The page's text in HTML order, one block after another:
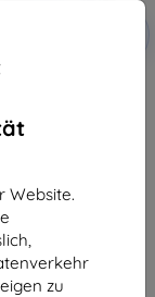
Website.
zu
Fusion Hybrid
für Samsung Galaxy
24,89 €
> 5 Stk.